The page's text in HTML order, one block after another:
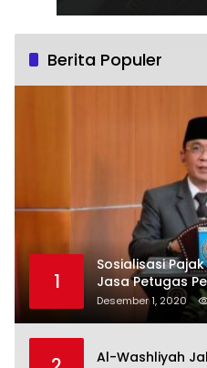
Berita Populer
1
Sosialisasi
Jasa Petugas
Kota Mataram
Desember 1, 2020
Al-Washliyah